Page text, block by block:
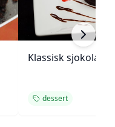
Klassisk
dessert